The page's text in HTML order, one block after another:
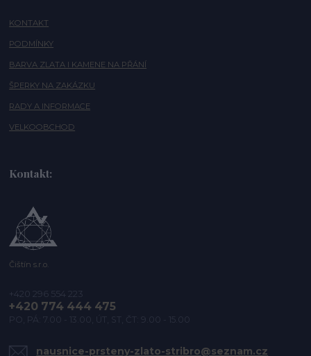
KONTAKT
PODMÍNKY
BARVA ZLATA I KAMENE NA PŘÁNÍ
ŠPERKY NA ZAKÁZKU
RADY A INFORMACE
VELKOOBCHOD
Kontakt:
Čištín s.r.o.
+420 296 554 223
+420 774 444 475
PO, PÁ: 7.00 - 13.00, ÚT, ST, ČT: 9.00 - 15.00
nausnice-prsteny-zlato-stribro@seznam.cz